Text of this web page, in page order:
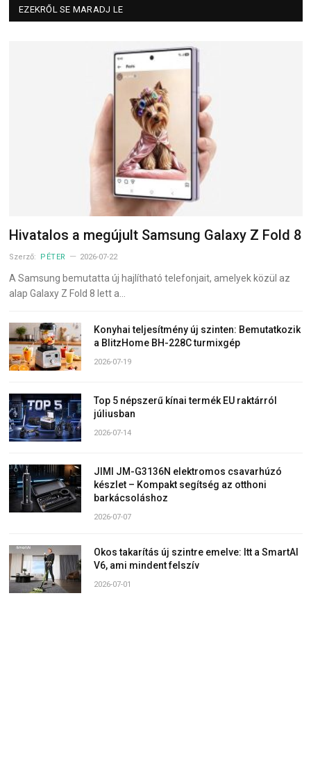
EZEKRŐL SE MARADJ LE
Hivatalos a megújult Samsung Galaxy Z Fold 8
Szerző: PÉTER 2026-07-22
A Samsung bemutatta új hajlítható telefonjait, amelyek közül az
alap Galaxy Z Fold 8 lett a…
Konyhai teljesítmény új szinten: Bemutatkozik
a BlitzHome BH-228C turmixgép
2026-07-19
Top 5 népszerű kínai termék EU raktárról
júliusban
2026-07-14
JIMI JM-G3136N elektromos csavarhúzó
készlet – Kompakt segítség az otthoni
barkácsoláshoz
2026-07-07
Okos takarítás új szintre emelve: Itt a SmartAI
V6, ami mindent felszív
2026-07-01